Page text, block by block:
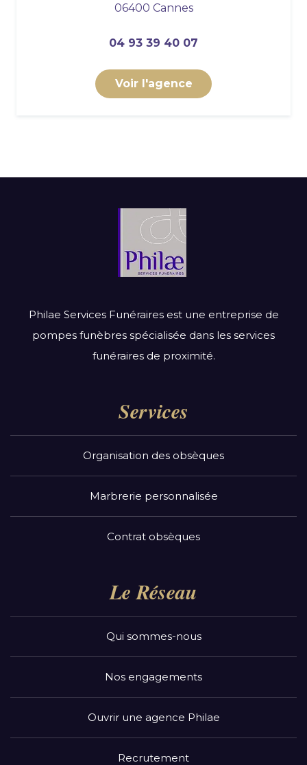
06400 Cannes
04 93 39 40 07
Voir l'agence
Philae Services Funéraires est une entreprise de
pompes funèbres spécialisée dans les services
funéraires de proximité.
Services
Organisation des obsèques
Marbrerie personnalisée
Contrat obsèques
Le Réseau
Qui sommes-nous
Nos engagements
Ouvrir une agence Philae
Recrutement